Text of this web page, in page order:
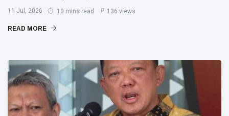
11 Jul, 2026 10 mins read 136 views
READ MORE